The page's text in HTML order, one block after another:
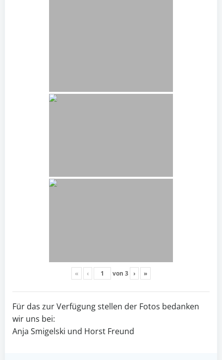
« ‹ von 3 › »
Für das zur Verfügung stellen der Fotos bedanken
wir uns bei:
Anja Smigelski und Horst Freund